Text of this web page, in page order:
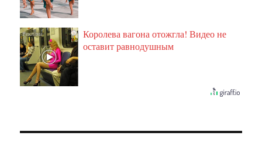
i
Королева вагона отожгла! Видео не
оставит равнодушным